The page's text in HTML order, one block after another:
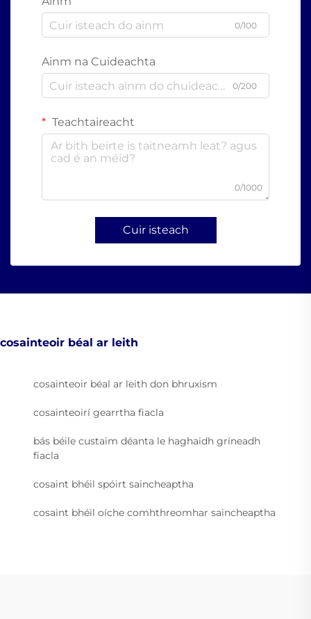
0/100
Ainm na Cuideachta
0/200
Teachtaireacht
0/1000
Cuir isteach
cosainteoir béal ar leith
cosainteoir béal ar leith don bhruxism
cosainteoirí gearrtha fiacla
bás béile custaim déanta le haghaidh gríneadh
fiacla
cosaint bhéil spóirt saincheaptha
cosaint bhéil oíche comhthreomhar saincheaptha